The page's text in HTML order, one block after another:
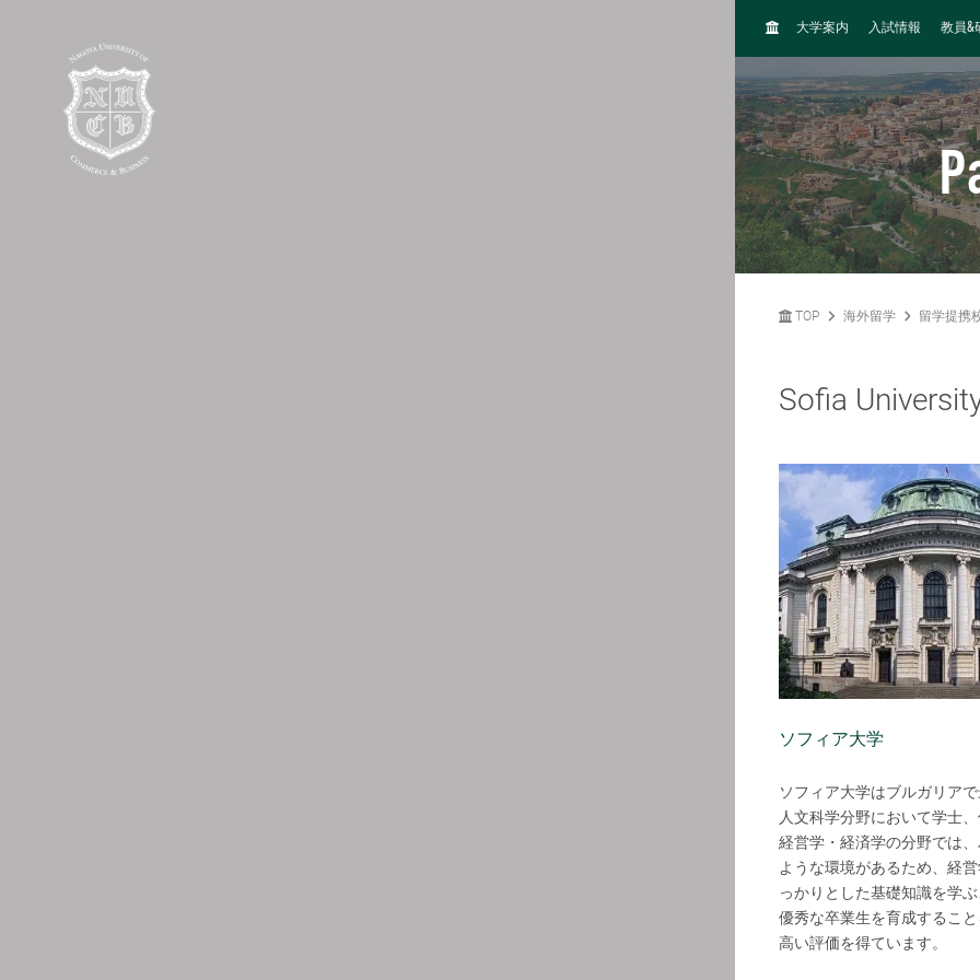
H
E
大学案内 入試情報 教員&
TOP 海外留学 留学提携
Sofia
ソフィア大学
ソフィア大学はブルガリア
人文科学分野において学士
経営学・経済学の分野では
ような環境があるため、経
っかりとした基礎知識を学
優秀な卒業生を育成するこ
高い評価を得ています。